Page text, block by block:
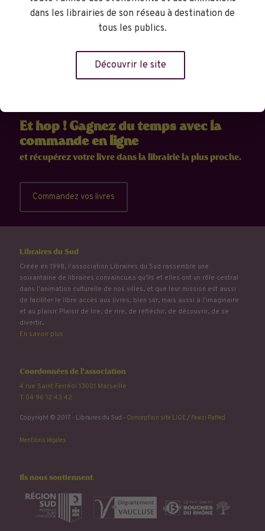
Et hop ! Gagnez du temps avec la
commande en ligne
et récupérez votre livre dans la librairie la plus proche.
Commandez vos livres
Libraires du Sud
Créée en 1998, l'association Libraires du Sud rassemble une
soixantaine de libraires convaincu.e.s qu’ils et elles ont un rôle central
dans l'animation culturelle de nos villes, et que leur mission est aussi
de faciliter le libre accès aux livres, bien sûr, mais aussi à l'imaginaire
et au plaisir. Plaisir de lire, de rire, de réfléchir, de découvrir, de se
divertir...
En savoir plus
Coordonnées de l'association
4 rue Saint Ferréol 13001 Marseille
T. 04 96 12 43 42
Copyright © 2017 - Libraires du Sud - Conception site LIGE/ Fewzi Raffed
Mentions légales
Ils nous soutiennent
dans les librairies de son réseau à destination de
tous les publics.
Découvrir le site